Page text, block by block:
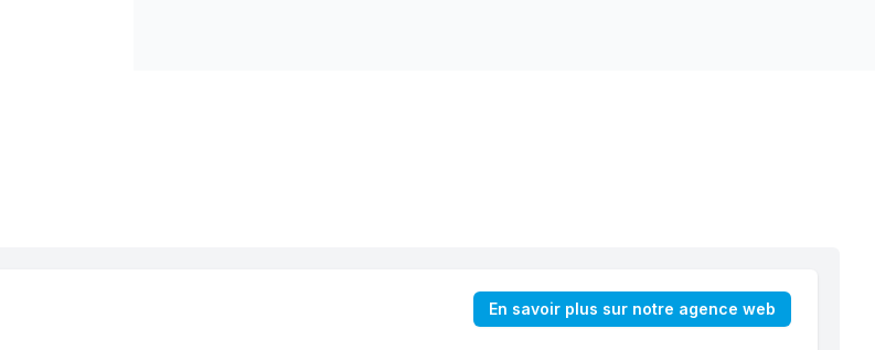
En savoir plus sur notre agence web